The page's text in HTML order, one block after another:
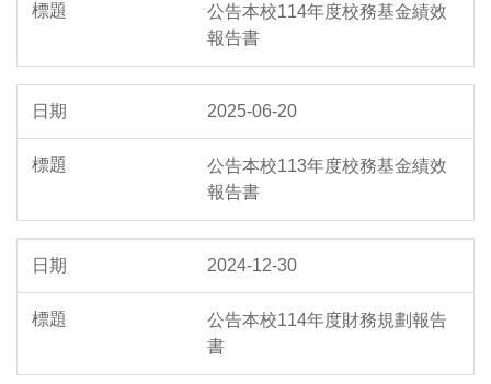
公告本校114年度校務基金績效
報告書
2025-06-20
公告本校113年度校務基金績效
報告書
2024-12-30
公告本校114年度財務規劃報告
書